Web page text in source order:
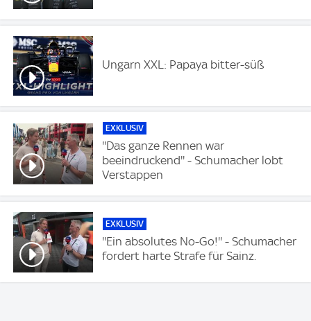
Ungarn XXL: Papaya bitter-süß
EXKLUSIV
''Das ganze Rennen war
beeindruckend'' - Schumacher lobt
Verstappen
EXKLUSIV
''Ein absolutes No-Go!'' - Schumacher
fordert harte Strafe für Sainz.